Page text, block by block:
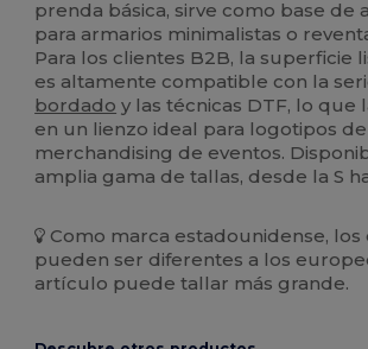
prenda básica, sirve como base de
para armarios minimalistas o
Para los clientes B2B, la superficie
es altamente compatible con la
bordado y las técnicas DTF, lo que
en un lienzo ideal para logotipos
merchandising de eventos.
amplia gama de tallas, desde la S
Como marca estadounidense, los
pueden ser diferentes a los
artículo puede tallar más grande.